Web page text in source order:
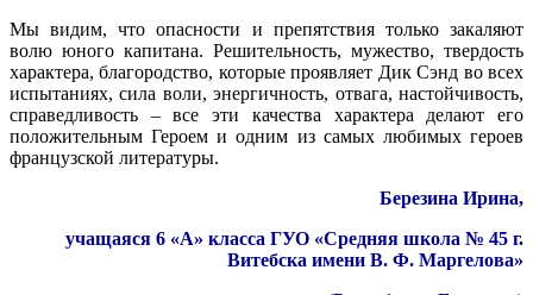
Мы видим, что опасности и препятствия только закаляют
волю юного капитана. Решительность, мужество, твердость
характера, благородство, которые проявляет Дик Сэнд во всех
испытаниях, сила воли, энергичность, отвага, настойчивость,
справедливость – все эти качества характера делают его
положительным Героем и одним из самых любимых героев
французской литературы.
Березина Ирина,
учащаяся 6 «А» класса ГУО «Средняя школа № 45 г.
Витебска имени В. Ф. Маргелова»